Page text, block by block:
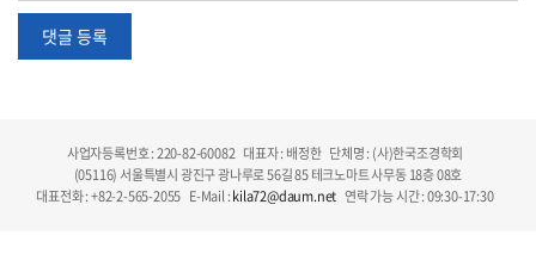
사업자등록번호 : 220-82-60082 대표자 : 배정한 단체명 : (사)한국조경학회
(05116) 서울특별시 광진구 광나루로 56길 85 테크노마트 사무동 18층 08호
대표전화 : +82-2-565-2055 E-Mail :kila72@daum.net 연락 가능 시간 : 09:30-17:30